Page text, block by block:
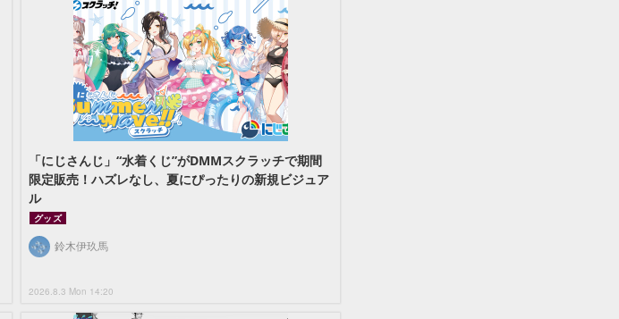
「にじさんじ」“水着くじ”がDMMスクラッチで期間
限定販売！ハズレなし、夏にぴったりの新規ビジュア
ル
グッズ
2026.8.3 Mon 14:20
鈴木伊玖馬